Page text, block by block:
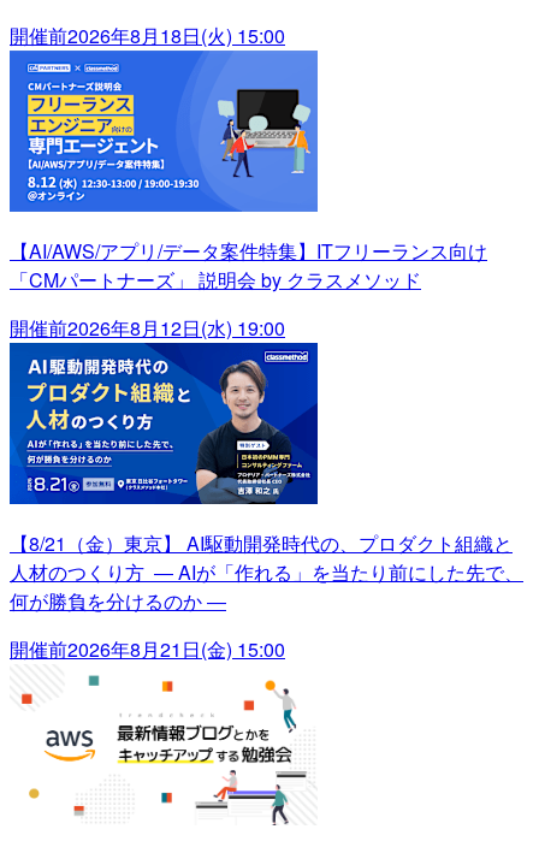
開催前2026年8月18日(火) 15:00
【AI/AWS/アプリ/データ案件特集】ITフリーランス向け
「CMパートナーズ」 説明会 by クラスメソッド
開催前2026年8月12日(水) 19:00
【8/21（金）東京】 AI駆動開発時代の、プロダクト組織と
人材のつくり方 ― AIが「作れる」を当たり前にした先で、
何が勝負を分けるのか ―
開催前2026年8月21日(金) 15:00